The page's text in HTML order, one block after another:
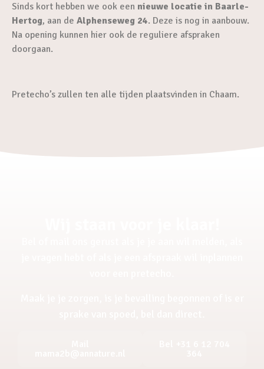
Sinds kort hebben we ook een nieuwe locatie in Baarle-
Hertog, aan de Alphenseweg 24. Deze is nog in aanbouw.
Na opening kunnen hier ook de reguliere afspraken
doorgaan.
Pretecho’s zullen ten alle tijden plaatsvinden in Chaam.